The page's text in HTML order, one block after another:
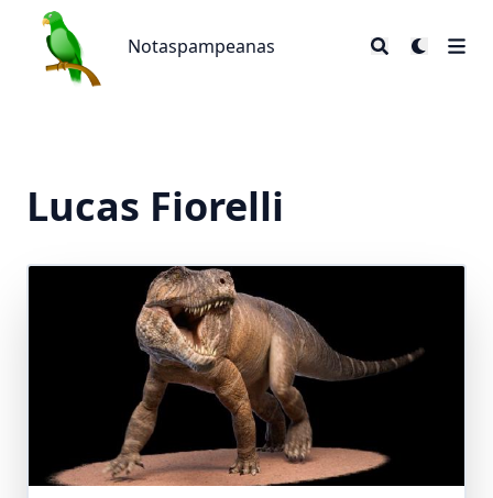
Notaspampeanas
Notaspampeanas
Lucas Fiorelli